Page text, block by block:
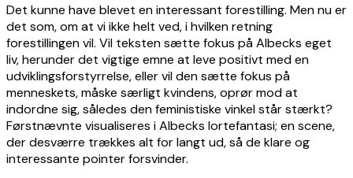
Det kunne have blevet en interessant forestilling. Men nu er
det som, om at vi ikke helt ved, i hvilken retning
forestillingen vil. Vil teksten sætte fokus på Albecks eget
liv, herunder det vigtige emne at leve positivt med en
udviklingsforstyrrelse, eller vil den sætte fokus på
menneskets, måske særligt kvindens, oprør mod at
indordne sig, således den feministiske vinkel står stærkt?
Førstnævnte visualiseres i Albecks lortefantasi; en scene,
der desværre trækkes alt for langt ud, så de klare og
interessante pointer forsvinder.